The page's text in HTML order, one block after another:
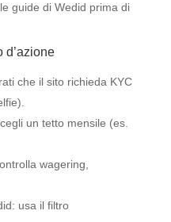
guide di Wedid prima di
d’azione
che il sito richieda KYC
un tetto mensile (es.
wagering,
usa il filtro